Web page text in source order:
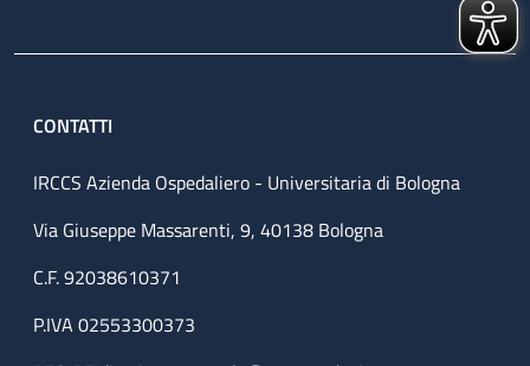
CONTATTI
IRCCS Azienda Ospedaliero - Universitaria di Bologna
Via Giuseppe Massarenti, 9, 40138 Bologna
C.F. 92038610371
P.IVA 02553300373